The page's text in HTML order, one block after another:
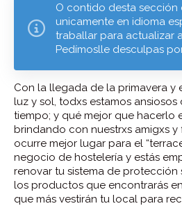
O contido desta sección
unicamente en idioma
traballar para actualizar
Pedímoslle desculpas
Con la llegada de la primavera y
luz y sol, todxs estamos
tiempo; y qué mejor que hacerlo
brindando con nuestrxs amigxs y
ocurre mejor lugar para el
negocio de hostelería y estás
renovar tu sistema de protección
los productos que encontrarás en
que más vestirán tu local para